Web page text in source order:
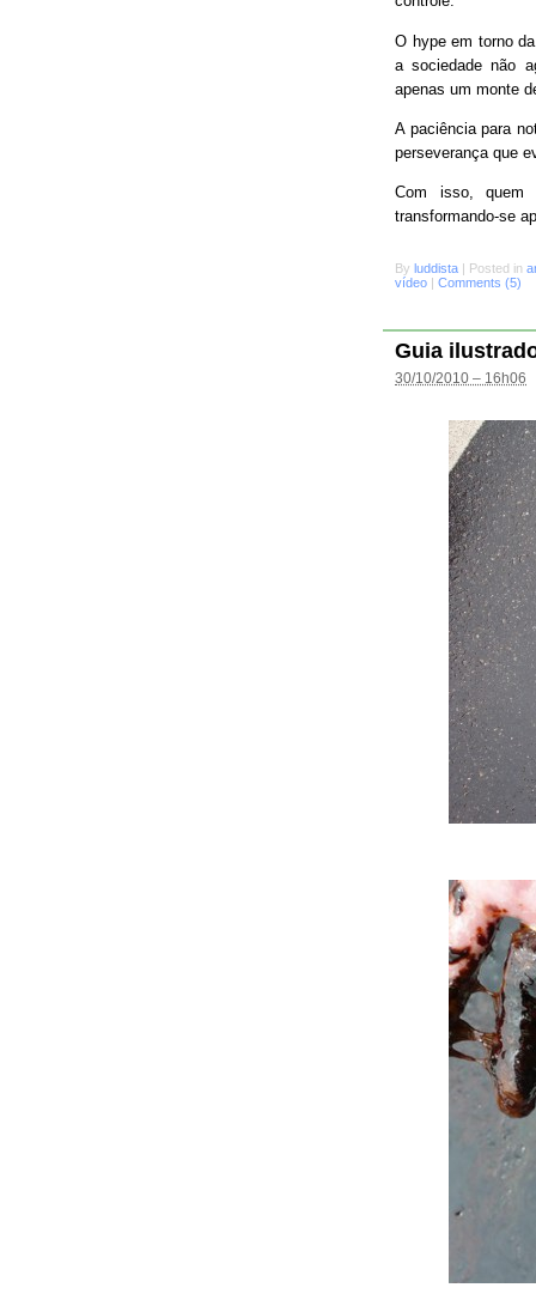
O hype em torno
a sociedade não
apenas um monte
A paciência para
perseverança que
Com isso, quem
transformando-se
By luddista | Posted in
vídeo | Comments (5)
Guia
30/10/2010 – 16h06